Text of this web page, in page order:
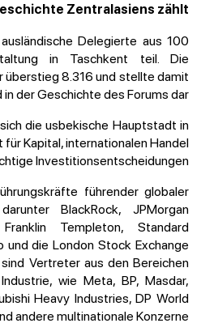
Zentralasiens zählt.
Delegierte aus 100
in Taschkent teil. Die
überstieg 8.316 und stellte damit
der Geschichte des Forums dar.
die usbekische Hauptstadt in
Kapital, internationalen Handel
Investitionsentscheidungen.
führender globaler
BlackRock, JPMorgan
Templeton, Standard
und die London Stock Exchange
Vertreter aus den Bereichen
wie Meta, BP, Masdar,
Heavy Industries, DP World
andere multinationale Konzerne.